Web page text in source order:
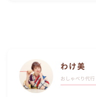
わけ美
おしゃべり代行